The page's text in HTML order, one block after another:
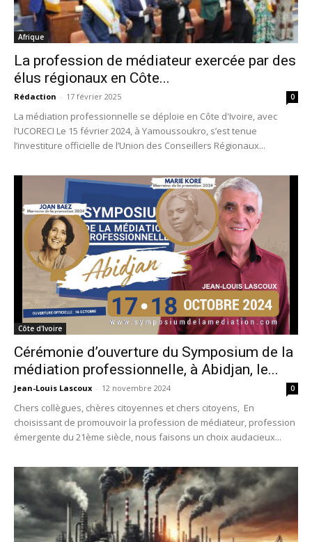
Afrique
La profession de médiateur exercée par des
élus régionaux en Côte...
Rédaction - 17 février 2025 0
La médiation professionnelle se déploie en Côte d'Ivoire, avec
l’UCORECI Le 15 février 2024, à Yamoussoukro, s’est tenue
l’investiture officielle de l’Union des Conseillers Régionaux...
Côte d'Ivoire
Cérémonie d’ouverture du Symposium de la
médiation professionnelle, à Abidjan, le...
Jean-Louis Lascoux - 12 novembre 2024 0
Chers collègues, chères citoyennes et chers citoyens, En
choisissant de promouvoir la profession de médiateur, profession
émergente du 21ème siècle, nous faisons un choix audacieux...